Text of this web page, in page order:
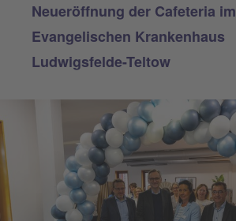
Neueröffnung der Cafeteria im
Evangelischen Krankenhaus
Ludwigsfelde-Teltow